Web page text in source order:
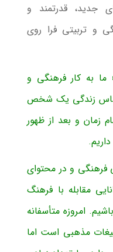
جدید، قدرتمند و
و تربیتی فرا روی
به کار فرهنگی و
اساس زندگی یک شخص
زمان و بعد از ظهور
فرهنگی و در محتوای
مقابله با فرهنگ
امروزه متأسفانه
مذهبی است اما